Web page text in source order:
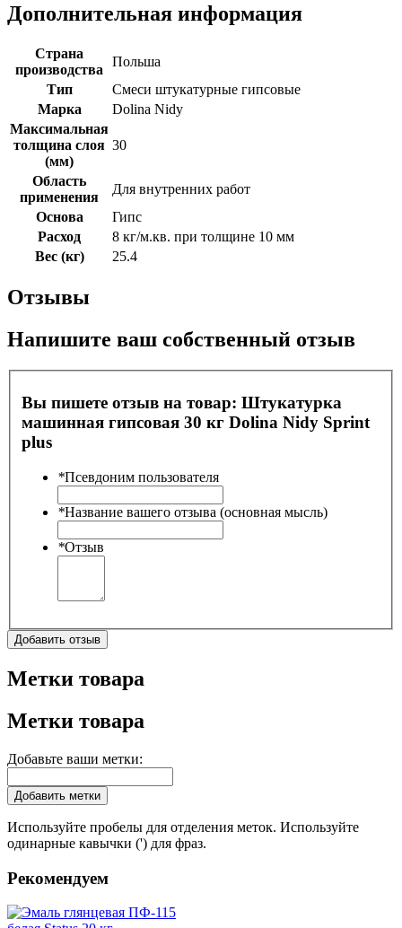
Дополнительная информация
Страна
производства
Польша
Тип
Смеси штукатурные гипсовые
Марка
Dolina Nidy
Максимальная
толщина слоя
(мм)
30
Область
применения
Для внутренних работ
Основа
Гипс
Расход
8 кг/м.кв. при толщине 10 мм
Вес (кг)
25.4
Отзывы
Напишите ваш собственный отзыв
Вы пишете отзыв на товар: Штукатурка
машинная гипсовая 30 кг Dolina Nidy Sprint
plus
*Псевдоним пользователя
*Название вашего отзыва (основная мысль)
*Отзыв
Добавить отзыв
Метки товара
Метки товара
Добавьте ваши метки:
Добавить метки
Используйте пробелы для отделения меток. Используйте
одинарные кавычки (') для фраз.
Рекомендуем